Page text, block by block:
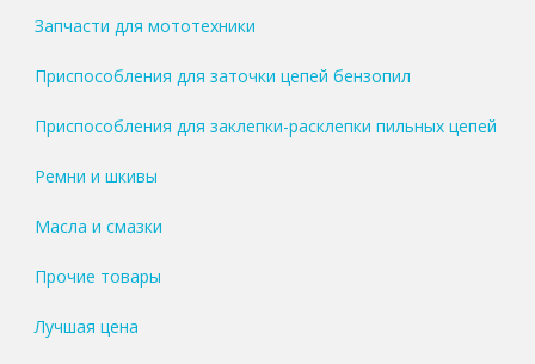
Запчасти для мототехники
Приспособления для заточки цепей бензопил
Приспособления для заклепки-расклепки пильных цепей
Ремни и шкивы
Масла и смазки
Прочие товары
Лучшая цена